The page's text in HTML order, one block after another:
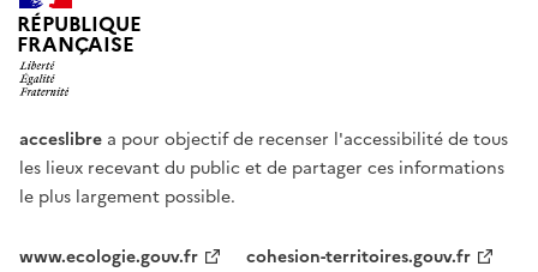
RÉPUBLIQUE
FRANÇAISE
acceslibre a pour objectif de recenser l'accessibilité de tous
les lieux recevant du public et de partager ces informations
le plus largement possible.
www.ecologie.gouv.fr
cohesion-territoires.gouv.fr